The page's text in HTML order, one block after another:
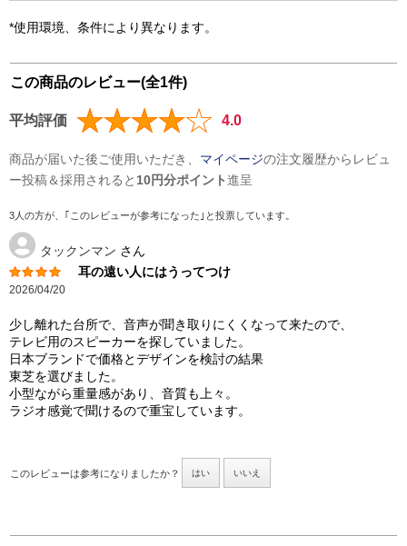
*使用環境、条件により異なります。
この商品のレビュー(全1件)
平均評価 4.0
商品が届いた後ご使用いただき、 マイページの注文履歴からレビュ
ー投稿＆採用されると 10円分ポイント進呈
3人の方が、｢このレビューが参考になった｣と投票しています。
タックンマン さん
耳の遠い人にはうってつけ
2026/04/20
少し離れた台所で、音声が聞き取りにくくなって来たので、
テレビ用のスピーカーを探していました。
日本ブランドで価格とデザインを検討の結果
東芝を選びました。
小型ながら重量感があり、音質も上々。
ラジオ感覚で聞けるので重宝しています。
このレビューは参考になりましたか？ はい いいえ